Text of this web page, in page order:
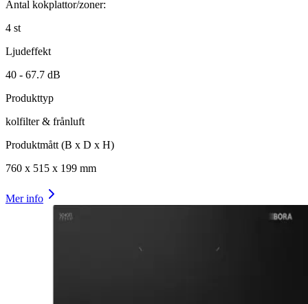
Antal kokplattor/zoner:
4 st
Ljudeffekt
40 - 67.7 dB
Produkttyp
kolfilter & frånluft
Produktmått (B x D x H)
760 x 515 x 199 mm
Mer info